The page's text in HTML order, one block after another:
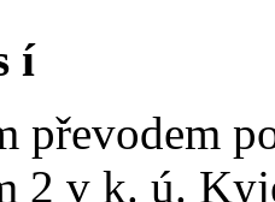
í
převodem
2 v k. ú.